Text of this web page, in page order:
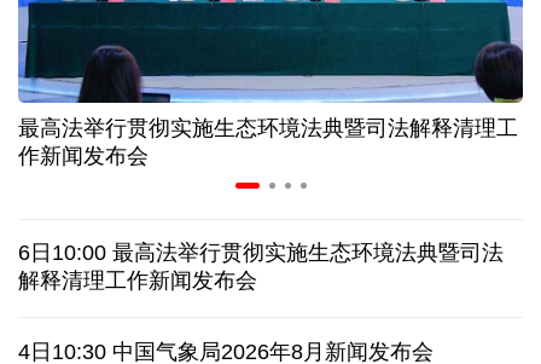
小球赛撬动大消费 体育赛事激活城市发展新动能
“电影+文旅”深度融合 光影经济撬动暑期消费新蓝海
俄黑客称获取北约直接参与袭击俄领土证据
全球媒体聚焦︱外媒：美国劳动力市场正在走弱
最高法举行贯彻实施生态环境法典暨司法解释清理工
作新闻发布会
6日10:00 最高法举行贯彻实施生态环境法典暨司法
解释清理工作新闻发布会
4日10:30 中国气象局2026年8月新闻发布会